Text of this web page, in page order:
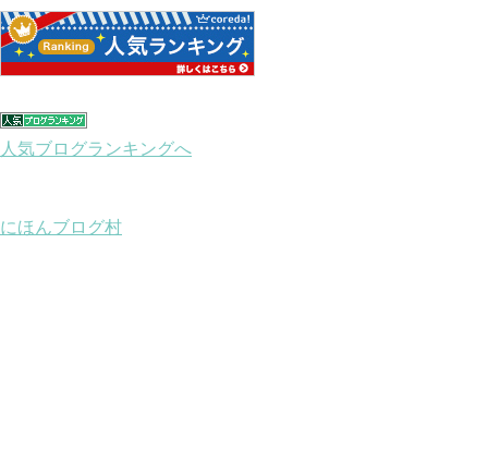
人気ブログランキングへ
にほんブログ村